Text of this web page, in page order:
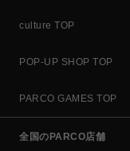
culture TOP
POP-UP SHOP TOP
PARCO GAMES TOP
全国のPARCO店舗